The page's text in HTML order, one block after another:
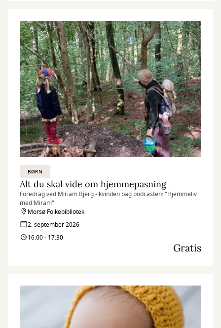
BØRN
Alt du skal vide om hjemmepasning
Foredrag ved Miriam Bjerg - kvinden bag podcasten: "Hjemmeliv
med Miram"
Morsø Folkebibliotek
2. september 2026
16:00 - 17:30
Gratis